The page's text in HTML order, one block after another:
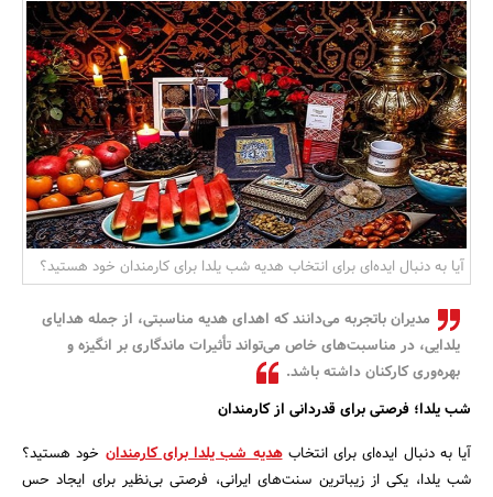
بانک، بیمه و سرمایه
مسکن و ساختمان
آیا به دنبال ایده‌ای برای انتخاب هدیه شب یلدا برای کارمندان خود هستید؟
مدیران باتجربه می‌دانند که اهدای هدیه مناسبتی، از جمله هدایای
یلدایی، در مناسبت‌های خاص می‌تواند تأثیرات ماندگاری بر انگیزه و
بهره‌وری کارکنان داشته باشد.
شب یلدا؛ فرصتی برای قدردانی از کارمندان
آیا به دنبال ایده‌ای برای انتخابهدیه شب یلدا برای کارمندان خود هستید؟
شب یلدا، یکی از زیباترین سنت‌های ایرانی، فرصتی بی‌نظیر برای ایجاد حس